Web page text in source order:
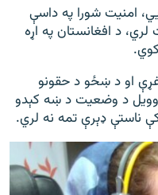
امنیت شورا په داسې
د افغانستان په اړه
او د ښځو د حقونو
وویل د وضعیت د ښه کېدو
ناستې ډېرې تمه نه لري.